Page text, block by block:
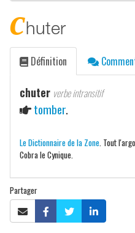
chuter
Définition
chuter verbe intransitif
tomber.
Le Dictionnaire de la Zone . Tout
Cobra le Cynique.
Partager